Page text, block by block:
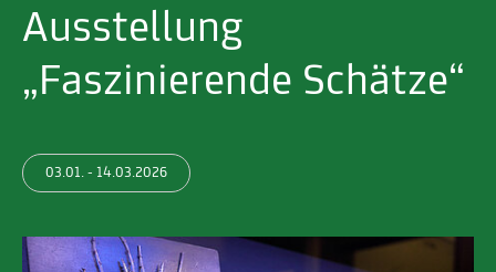
Ausstellung
„Faszinierende Schätze“
03.01. - 14.03.2026